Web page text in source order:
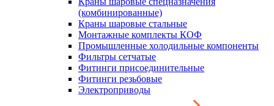
(комбинированные)
Краны шаровые стальные
Монтажные комплекты КОФ
Промышленные холодильные компоненты
Фильтры сетчатые
Фитинги присоединительные
Фитинги резьбовые
Электроприводы